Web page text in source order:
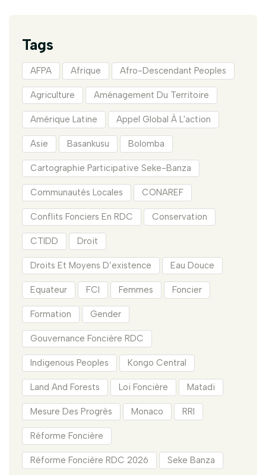
Tags
AFPA Afrique Afro-Descendant Peoples
Agriculture Aménagement Du Territoire
Amérique Latine Appel Global À L'action
Asie Basankusu Bolomba
Cartographie Participative Seke-Banza
Communautés Locales CONAREF
Conflits Fonciers En RDC Conservation
CTIDD Droit
Droits Et Moyens D’existence Eau Douce
Equateur FCI Femmes Foncier
Formation Gender
Gouvernance Foncière RDC
Indigenous Peoples Kongo Central
Land And Forests Loi Foncière Matadi
Mesure Des Progrès Monaco RRI
Réforme Foncière
Réforme Foncière RDC 2026 Seke Banza